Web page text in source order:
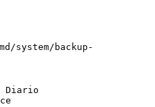
system/backup-
Diario